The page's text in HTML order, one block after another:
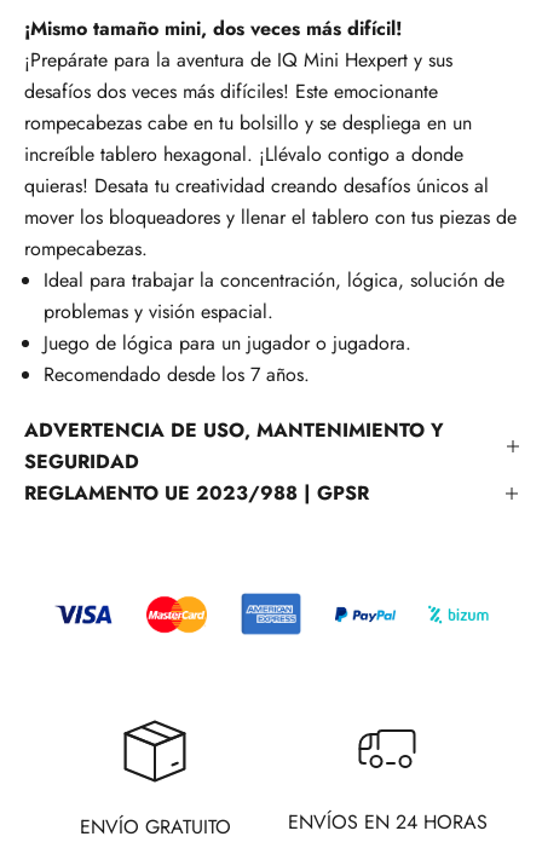
¡Mismo tamaño mini, dos veces más difícil!
¡Prepárate para la aventura de IQ Mini Hexpert y sus
desafíos dos veces más difíciles! Este emocionante
rompecabezas cabe en tu bolsillo y se despliega en un
increíble tablero hexagonal. ¡Llévalo contigo a donde
quieras! Desata tu creatividad creando desafíos únicos al
mover los bloqueadores y llenar el tablero con tus piezas de
rompecabezas.
Ideal para trabajar la concentración, lógica, solución de
problemas y visión espacial.
Juego de lógica para un jugador o jugadora.
Recomendado desde los 7 años.
ADVERTENCIA DE USO, MANTENIMIENTO Y
SEGURIDAD
REGLAMENTO UE 2023/988 | GPSR
ENVÍO GRATUITO
ENVÍOS EN 24 HORAS